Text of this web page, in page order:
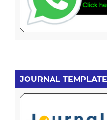
JOURNAL TEMPLATE